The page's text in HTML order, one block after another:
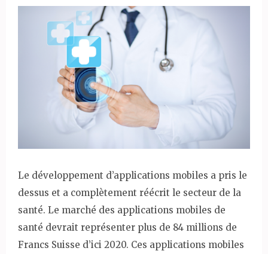
Le développement d’applications mobiles a pris le
dessus et a complètement réécrit le secteur de la
santé. Le marché des applications mobiles de
santé devrait représenter plus de 84 millions de
Francs Suisse d’ici 2020. Ces applications mobiles